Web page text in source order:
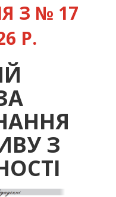
З № 17
Р.
З